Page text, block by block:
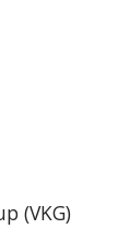
(VKG)